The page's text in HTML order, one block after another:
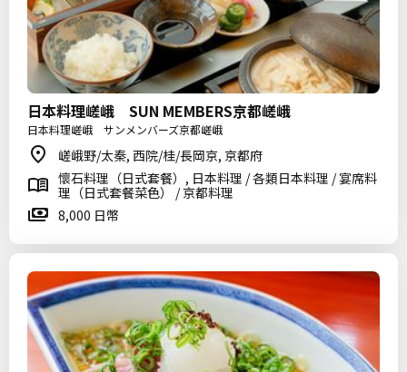
日本料理嵯峨 SUN MEMBERS京都嵯峨
日本料理嵯峨 サンメンバーズ京都嵯峨
嵯峨野/太秦, 西院/桂/長岡京, 京都府
懷石料理（日式套餐）, 日本料理 / 各類日本料理 / 宴席料
理（日式套餐菜色） / 京都料理
8,000 日幣